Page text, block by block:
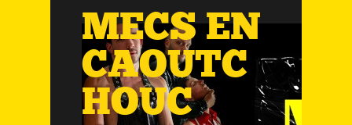
MECS EN
CAOUTC
HOUC